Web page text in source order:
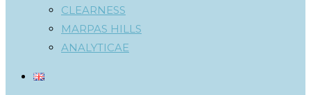
CLEARNESS
MARPAS HILLS
ANALYTICAE